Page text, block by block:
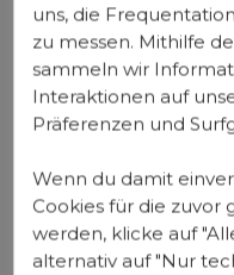
hast Zugriff zu
vielen anderen
dich
kannst.
Fitness-
ist unsere
uns, die
zu messen. Mithilfe
sammeln wir
Interaktionen auf
Präferenzen und
Wenn du damit
Cookies für die
werden, klicke auf
alternativ auf "Nur